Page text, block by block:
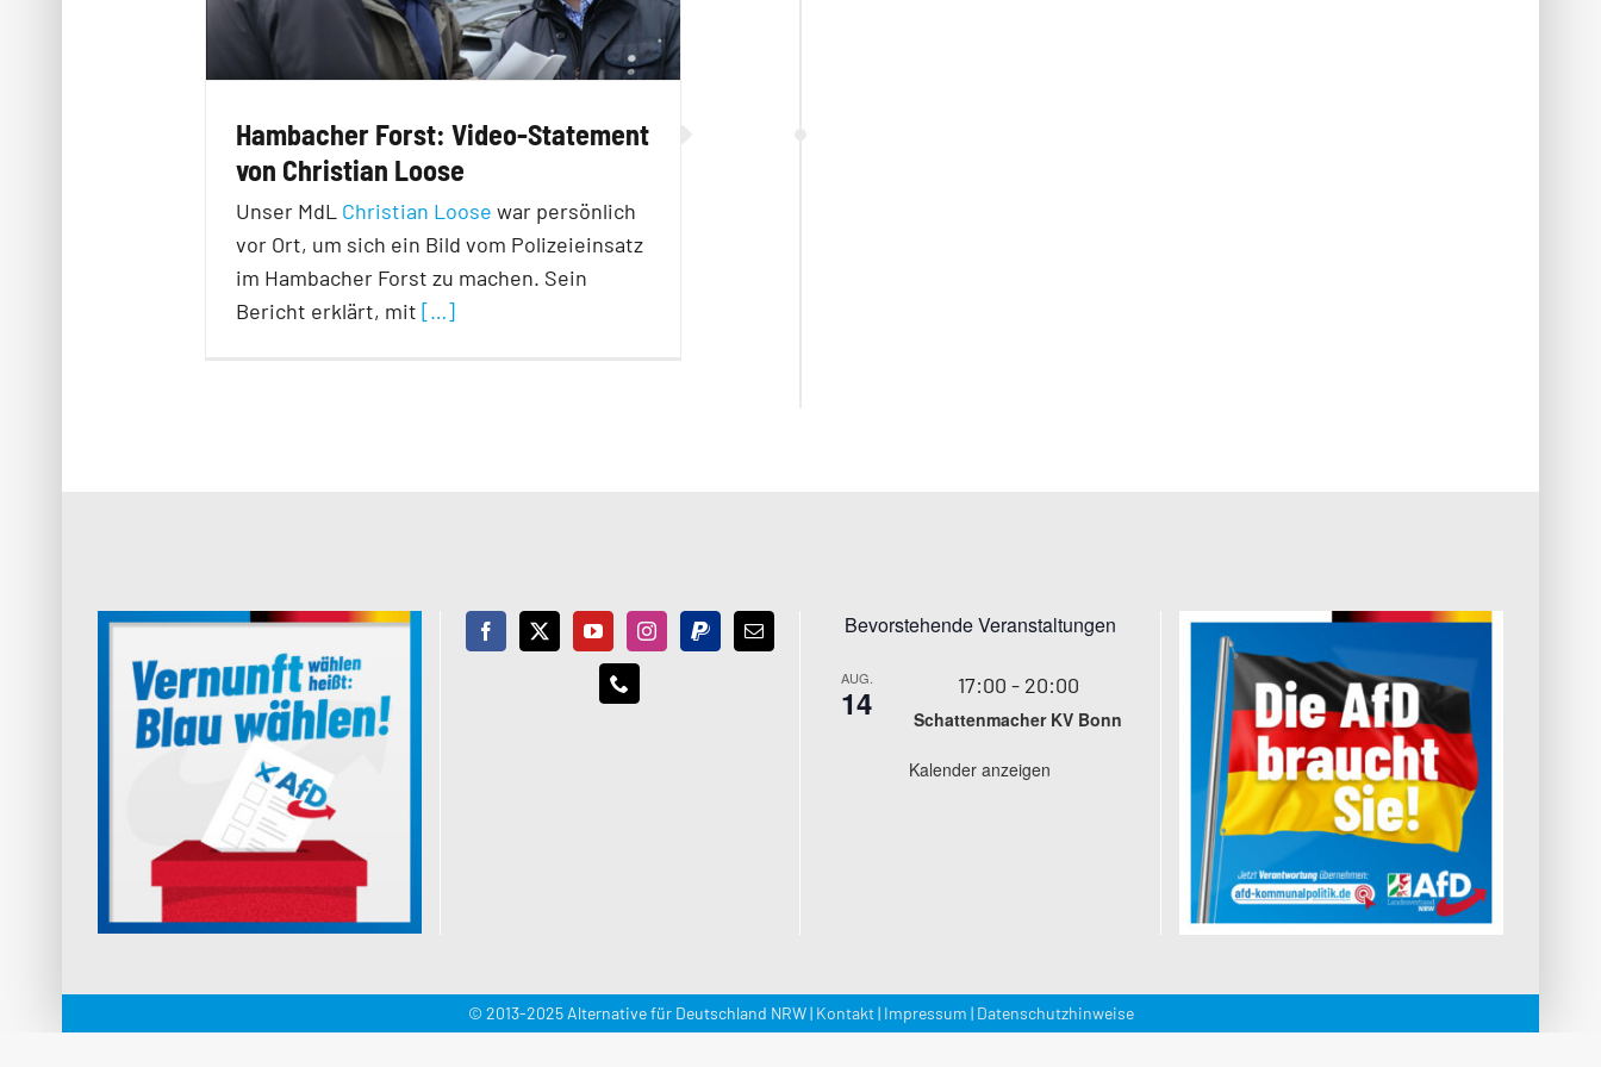
Hambacher Forst: Video-Statement
von Christian Loose
Unser MdL Christian Loose war persönlich
vor Ort, um sich ein Bild vom Polizeieinsatz
im Hambacher Forst zu machen. Sein
Bericht erklärt, mit […]
Bevorstehende Veranstaltungen
AUG.
14 17:00 - 20:00
Schattenmacher KV Bonn
Kalender anzeigen
© 2013-2025 Alternative für Deutschland NRW | Kontakt| Impressum | Datenschutzhinweise